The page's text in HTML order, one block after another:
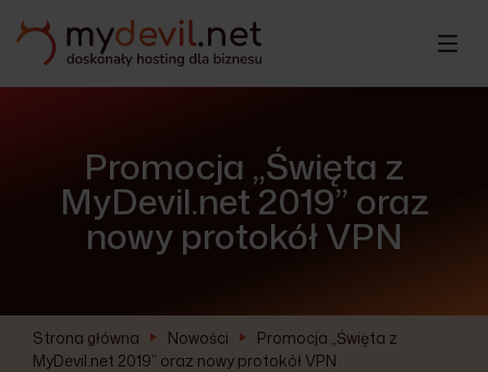
Promocja „Święta z
MyDevil.net 2019” oraz
nowy protokół VPN
Strona główna Nowości
Promocja „Święta z
MyDevil.net 2019” oraz nowy protokół VPN